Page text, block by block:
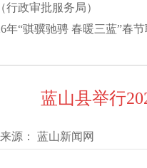
政审批服务局）
年“骐骥驰骋 春暖三蓝”春
蓝山县举行
来源： 蓝山新闻网